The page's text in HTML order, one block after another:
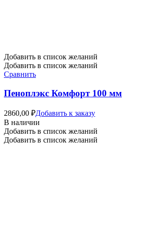
Добавить в список желаний
Добавить в список желаний
Сравнить
Пеноплэкс Комфорт 100 мм
2860,00 ₽Добавить к заказу
В наличии
Добавить в список желаний
Добавить в список желаний